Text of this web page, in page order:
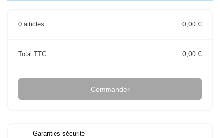
0 articles 0,00 €
Total TTC 0,00 €
Commander
Garanties sécurité